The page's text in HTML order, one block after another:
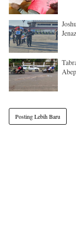
Posting Lebih Baru